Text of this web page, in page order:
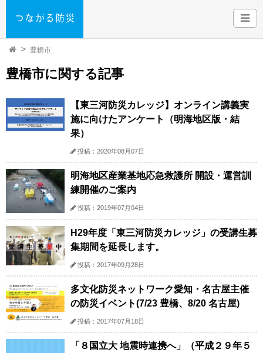
豊橋市
豊橋市に関する記事
【東三河防災カレッジ】オンライン講義実
施に向けたアンケート（明海地区版・結
果）
投稿：2020年08月07日
明海地区産業基地応急救護所 開設・運営訓
練開催のご案内
投稿：2019年07月04日
H29年度「東三河防災カレッジ」の受講生募
集期間を延長します。
投稿：2017年09月28日
多文化防災ネットワーク愛知・名古屋主催
の防災イベント(7/23 豊橋、8/20 名古屋)
投稿：2017年07月18日
「８国立大 地震時連携へ」（平成２９年５